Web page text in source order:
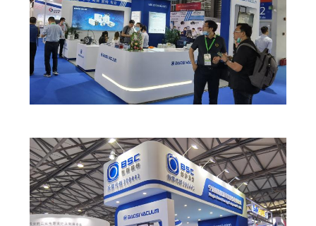
BAOSI
COMPRESSOR
КАРТА
САЙТА
ПОЛИТИКА
КОНФИДЕНЦИАЛЬНОСТИ